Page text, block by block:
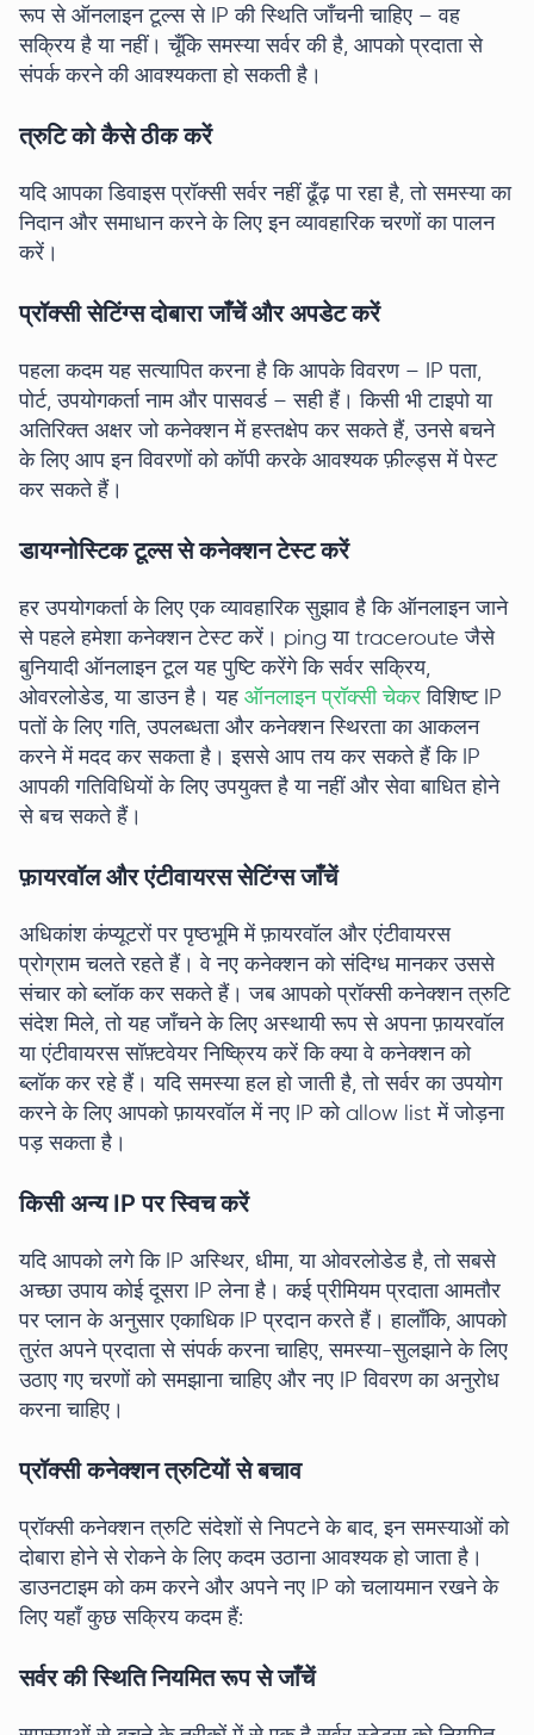
रूप से ऑनलाइन टूल्स से IP की स्थिति जाँचनी चाहिए – वह
सक्रिय है या नहीं। चूँकि समस्या सर्वर की है, आपको प्रदाता से
संपर्क करने की आवश्यकता हो सकती है।
त्रुटि को कैसे ठीक करें
यदि आपका डिवाइस प्रॉक्सी सर्वर नहीं ढूँढ़ पा रहा है, तो समस्या का
निदान और समाधान करने के लिए इन व्यावहारिक चरणों का पालन
करें।
प्रॉक्सी सेटिंग्स दोबारा जाँचें और अपडेट करें
पहला कदम यह सत्यापित करना है कि आपके विवरण – IP पता,
पोर्ट, उपयोगकर्ता नाम और पासवर्ड – सही हैं। किसी भी टाइपो या
अतिरिक्त अक्षर जो कनेक्शन में हस्तक्षेप कर सकते हैं, उनसे बचने
के लिए आप इन विवरणों को कॉपी करके आवश्यक फ़ील्ड्स में पेस्ट
कर सकते हैं।
डायग्नोस्टिक टूल्स से कनेक्शन टेस्ट करें
हर उपयोगकर्ता के लिए एक व्यावहारिक सुझाव है कि ऑनलाइन जाने
से पहले हमेशा कनेक्शन टेस्ट करें। ping या traceroute जैसे
बुनियादी ऑनलाइन टूल यह पुष्टि करेंगे कि सर्वर सक्रिय,
ओवरलोडेड, या डाउन है। यह ऑनलाइन प्रॉक्सी चेकर विशिष्ट IP
पतों के लिए गति, उपलब्धता और कनेक्शन स्थिरता का आकलन
करने में मदद कर सकता है। इससे आप तय कर सकते हैं कि IP
आपकी गतिविधियों के लिए उपयुक्त है या नहीं और सेवा बाधित होने
से बच सकते हैं।
फ़ायरवॉल और एंटीवायरस सेटिंग्स जाँचें
अधिकांश कंप्यूटरों पर पृष्ठभूमि में फ़ायरवॉल और एंटीवायरस
प्रोग्राम चलते रहते हैं। वे नए कनेक्शन को संदिग्ध मानकर उससे
संचार को ब्लॉक कर सकते हैं। जब आपको प्रॉक्सी कनेक्शन त्रुटि
संदेश मिले, तो यह जाँचने के लिए अस्थायी रूप से अपना फ़ायरवॉल
या एंटीवायरस सॉफ़्टवेयर निष्क्रिय करें कि क्या वे कनेक्शन को
ब्लॉक कर रहे हैं। यदि समस्या हल हो जाती है, तो सर्वर का उपयोग
करने के लिए आपको फ़ायरवॉल में नए IP को allow list में जोड़ना
पड़ सकता है।
किसी अन्य IP पर स्विच करें
यदि आपको लगे कि IP अस्थिर, धीमा, या ओवरलोडेड है, तो सबसे
अच्छा उपाय कोई दूसरा IP लेना है। कई प्रीमियम प्रदाता आमतौर
पर प्लान के अनुसार एकाधिक IP प्रदान करते हैं। हालाँकि, आपको
तुरंत अपने प्रदाता से संपर्क करना चाहिए, समस्या-सुलझाने के लिए
उठाए गए चरणों को समझाना चाहिए और नए IP विवरण का अनुरोध
करना चाहिए।
प्रॉक्सी कनेक्शन त्रुटियों से बचाव
प्रॉक्सी कनेक्शन त्रुटि संदेशों से निपटने के बाद, इन समस्याओं को
दोबारा होने से रोकने के लिए कदम उठाना आवश्यक हो जाता है।
डाउनटाइम को कम करने और अपने नए IP को चलायमान रखने के
लिए यहाँ कुछ सक्रिय कदम हैं:
सर्वर की स्थिति नियमित रूप से जाँचें